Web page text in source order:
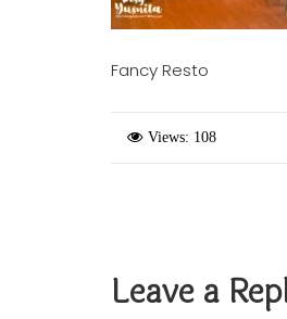
Fancy Resto
Views: 108
Leave a